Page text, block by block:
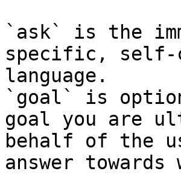
`ask` is the
specific, self-
language.
`goal` is
goal you are
behalf of the
answer